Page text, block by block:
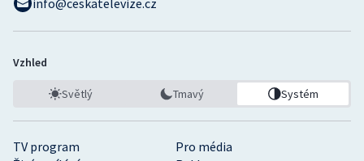
TV program
Pro média
info@ceskatelevize.cz
Vzhled
Světlý Tmavý Systém